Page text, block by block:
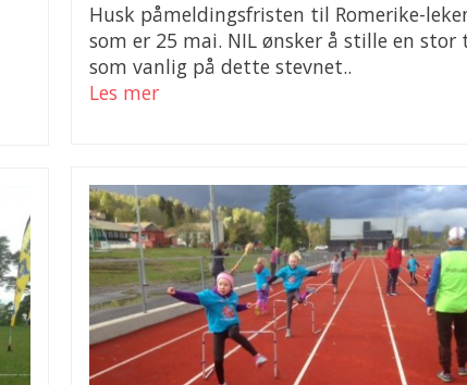
Husk påmeldingsfristen til Romerike-
som er 25 mai. NIL ønsker å stille en stor
som vanlig på dette stevnet..
Les mer